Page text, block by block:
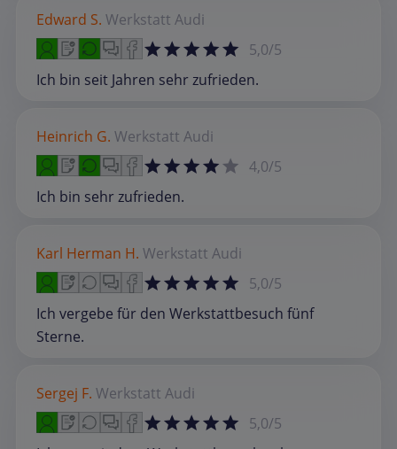
Edward S. Werkstatt Audi
5,0/5
Ich bin seit Jahren sehr zufrieden.
Heinrich G. Werkstatt Audi
4,0/5
Ich bin sehr zufrieden.
Karl Herman H. Werkstatt Audi
5,0/5
Ich vergebe für den Werkstattbesuch fünf
Sterne.
Sergej F. Werkstatt Audi
5,0/5